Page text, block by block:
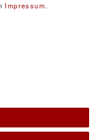
Design
Alle Rechte
und
Impressum.